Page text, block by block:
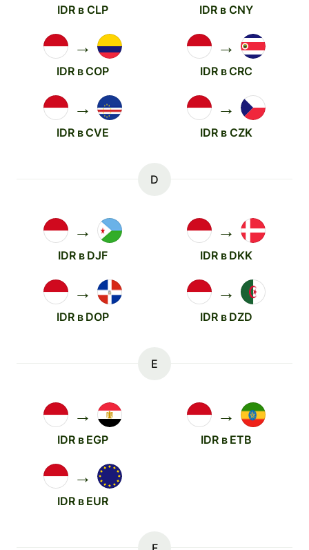
IDR в CLP IDR в CNY
→
IDR в COP
→
IDR в CRC
→
IDR в CVE
→
IDR в CZK
D
→
IDR в DJF
→
IDR в DKK
→
IDR в DOP
→
IDR в DZD
E
→
IDR в EGP
→
IDR в ETB
→
IDR в EUR